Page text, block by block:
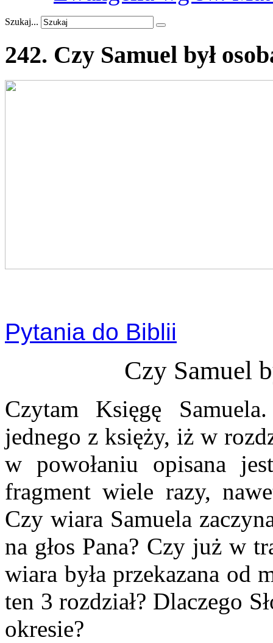
Szukaj...
242. Czy Samuel był
Pytania do Biblii
Czy Samuel
Czytam Księgę
jednego z księży, iż w
w powołaniu opisana
fragment wiele razy,
Czy wiara Samuela
na głos Pana? Czy już w
wiara była przekazana od
ten 3 rozdział? Dlaczego
okresie?